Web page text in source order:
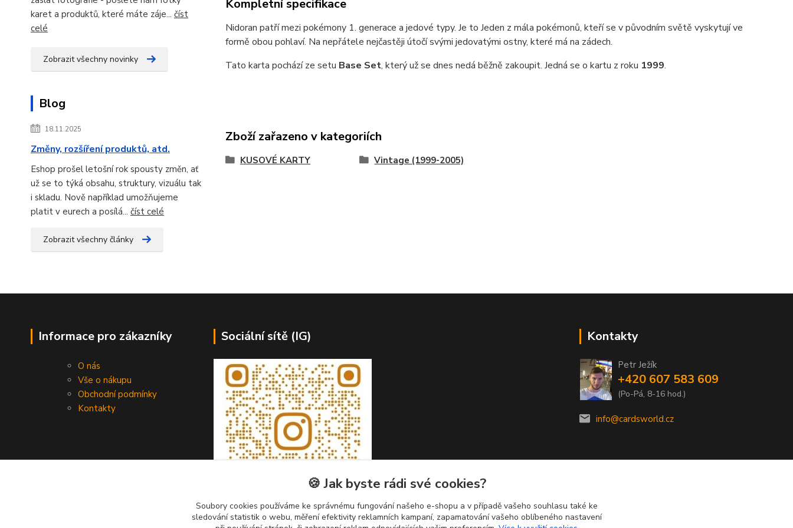
karet a produktů, které máte záje... číst
celé
Zobrazit všechny novinky
Blog
18.11.2025
Změny, rozšíření produktů, atd.
Eshop prošel letošní rok spousty změn, ať
už se to týká obsahu, struktury, vizuálu tak
i skladu. Nově například umožňujeme
platit v eurech a posílá... číst celé
Zobrazit všechny články
Kompletní specifikace
Nidoran patří mezi pokémony 1. generace a jedové typy. Je to Jeden z mála pokémonů, kteří se v původním světě vyskytují ve
formě obou pohlaví. Na nepřátele nejčastěji útočí svými jedovatými ostny, které má na zádech.
Tato karta pochází ze setu Base Set, který už se dnes nedá běžně zakoupit. Jedná se o kartu z roku 1999.
Zboží zařazeno v kategoriích
KUSOVÉ KARTY Vintage (1999-2005)
Informace pro zákazníky
O nás
Vše o nákupu
Obchodní podmínky
Kontakty
Sociální sítě (IG) Kontakty
Petr Ježík
+420 607 583 609
(Po-Pá, 8-16 hod.)
info@cardsworld.cz
🍪 Jak byste rádi své cookies?
Soubory cookies používáme ke správnému fungování našeho e-shopu a v případě vašeho souhlasu také ke
sledování statistik o webu, měření efektivity reklamních kampaní, zapamatování vašeho oblíbeného nastavení